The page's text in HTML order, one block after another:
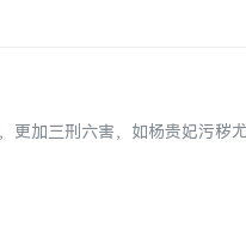
更加三刑六害，如杨贵妃污秽